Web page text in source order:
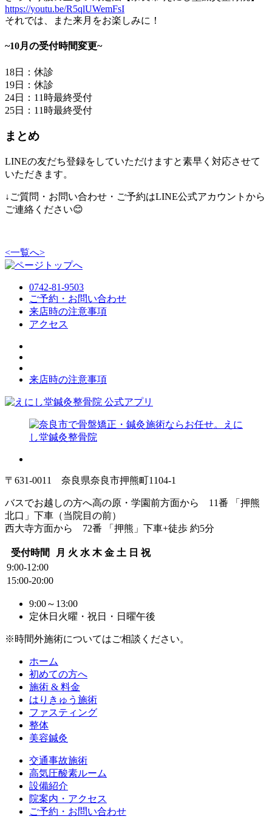
https://youtu.be/R5qlUWemFsI
それでは、また来月をお楽しみに！
~10月の受付時間変更~
18日：休診
19日：休診
24日：11時最終受付
25日：11時最終受付
まとめ
LINEの友だち登録をしていただけますと素早く対応させて
いただきます。
↓ご質問・お問い合わせ・ご予約はLINE公式アカウントから
ご連絡ください😊
<一覧へ>
0742-81-9503
ご予約・お問い合わせ
来店時の注意事項
アクセス
来店時の注意事項
〒631-0011 奈良県奈良市押熊町1104-1
バスでお越しの方へ高の原・学園前方面から 11番 「押熊
北口」下車（当院目の前）
西大寺方面から 72番 「押熊」下車+徒歩 約5分
受付時間 月 火 水 木 金 土 日 祝
9:00-12:00
15:00-20:00
9:00～13:00
定休日 火曜・祝日・日曜午後
※時間外施術についてはご相談ください。
ホーム
初めての方へ
施術 & 料金
はりきゅう施術
ファスティング
整体
美容鍼灸
交通事故施術
高気圧酸素ルーム
設備紹介
院案内・アクセス
ご予約・お問い合わせ